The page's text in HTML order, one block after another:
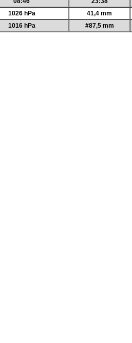
1026 hPa 41,4 mm
1016 hPa #87,5 mm